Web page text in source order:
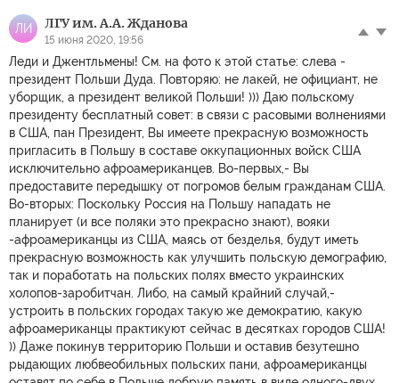
ЛИ ЛГУ им. А.А. Жданова
15 июня 2020, 19:56
Леди и Джентльмены! См. на фото к этой статье: слева -
президент Польши Дуда. Повторяю: не лакей, не официант, не
уборщик, а президент великой Польши! ))) Даю польскому
президенту бесплатный совет: в связи с расовыми волнениями
в США, пан Президент, Вы имеете прекрасную возможность
пригласить в Польшу в составе оккупационных войск США
исключительно афроамериканцев. Во-первых,- Вы
предоставите передышку от погромов белым гражданам США.
Во-вторых: Поскольку Россия на Польшу нападать не
планирует (и все поляки это прекрасно знают), вояки
-афроамериканцы из США, маясь от безделья, будут иметь
прекрасную возможность как улучшить польскую демографию,
так и поработать на польских полях вместо украинских
холопов-заробитчан. Либо, на самый крайний случай,-
устроить в польских городах такую же демократию, какую
афроамериканцы практикуют сейчас в десятках городов США!
)) Даже покинув территорию Польши и оставив безутешно
рыдающих любвеобильных польских пани, афроамериканцы